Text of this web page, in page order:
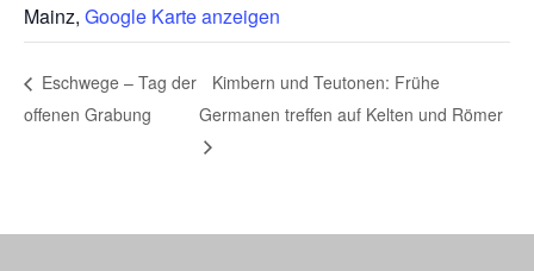
Mainz, Google Karte anzeigen
Eschwege – Tag der
offenen Grabung
Kimbern und Teutonen: Frühe
Germanen treffen auf Kelten und Römer